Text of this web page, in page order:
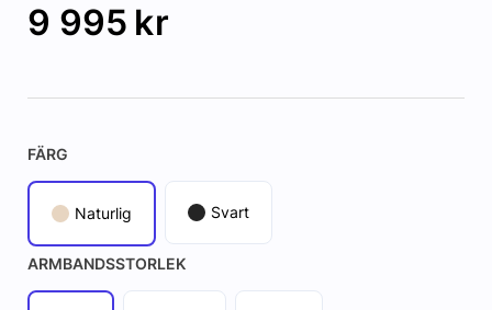
9 995 kr
FÄRG
Naturlig Svart
ARMBANDSSTORLEK